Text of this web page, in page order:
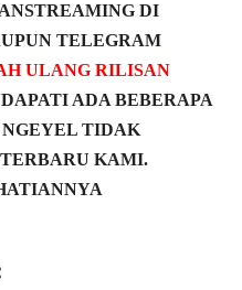
DI
TELEGRAM
ULANG RILISAN
ADA BEBERAPA
TIDAK
KAMI.